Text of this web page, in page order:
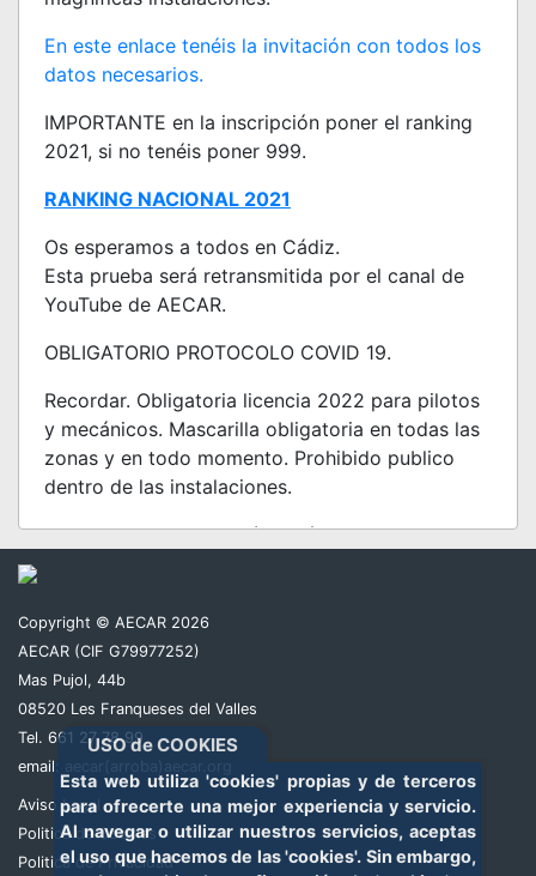
USO de COOKIES
Esta web utiliza 'cookies' propias y de terceros
para ofrecerte una mejor experiencia y servicio.
Al navegar o utilizar nuestros servicios, aceptas
el uso que hacemos de las 'cookies'. Sin embargo,
En este enlace tenéis la invitación con todos los
datos necesarios.
IMPORTANTE en la inscripción poner el ranking
2021, si no tenéis poner 999.
RANKING NACIONAL 2021
Os esperamos a todos en Cádiz.
Esta prueba será retransmitida por el canal de
YouTube de AECAR.
OBLIGATORIO PROTOCOLO COVID 19.
Recordar. Obligatoria licencia 2022 para pilotos
y mecánicos. Mascarilla obligatoria en todas las
zonas y en todo momento. Prohibido publico
dentro de las instalaciones.
El coste de la inscripción será de 50€.
Copyright © AECAR 2026
AECAR (CIF G79977252)
Mas Pujol, 44b
08520 Les Franqueses del Valles
Tel. 661 27 78 99
email:
aecar(arroba)aecar.org
Aviso Legal
Politica de Cookies
Politica de Privacidad